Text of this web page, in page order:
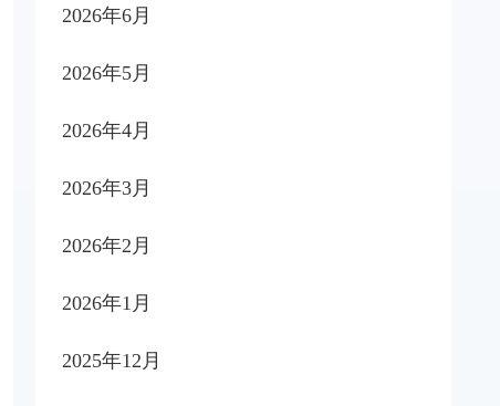
2026年6月
2026年5月
2026年4月
2026年3月
2026年2月
2026年1月
2025年12月